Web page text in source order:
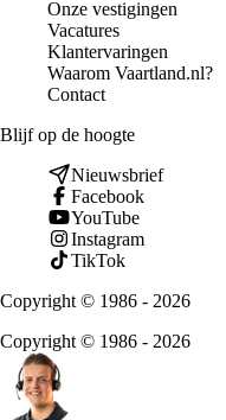
Onze vestigingen
Vacatures
Klantervaringen
Waarom Vaartland.nl?
Contact
Blijf op de hoogte
Nieuwsbrief
Facebook
YouTube
Instagram
TikTok
Copyright © 1986 - 2026
Copyright © 1986 - 2026